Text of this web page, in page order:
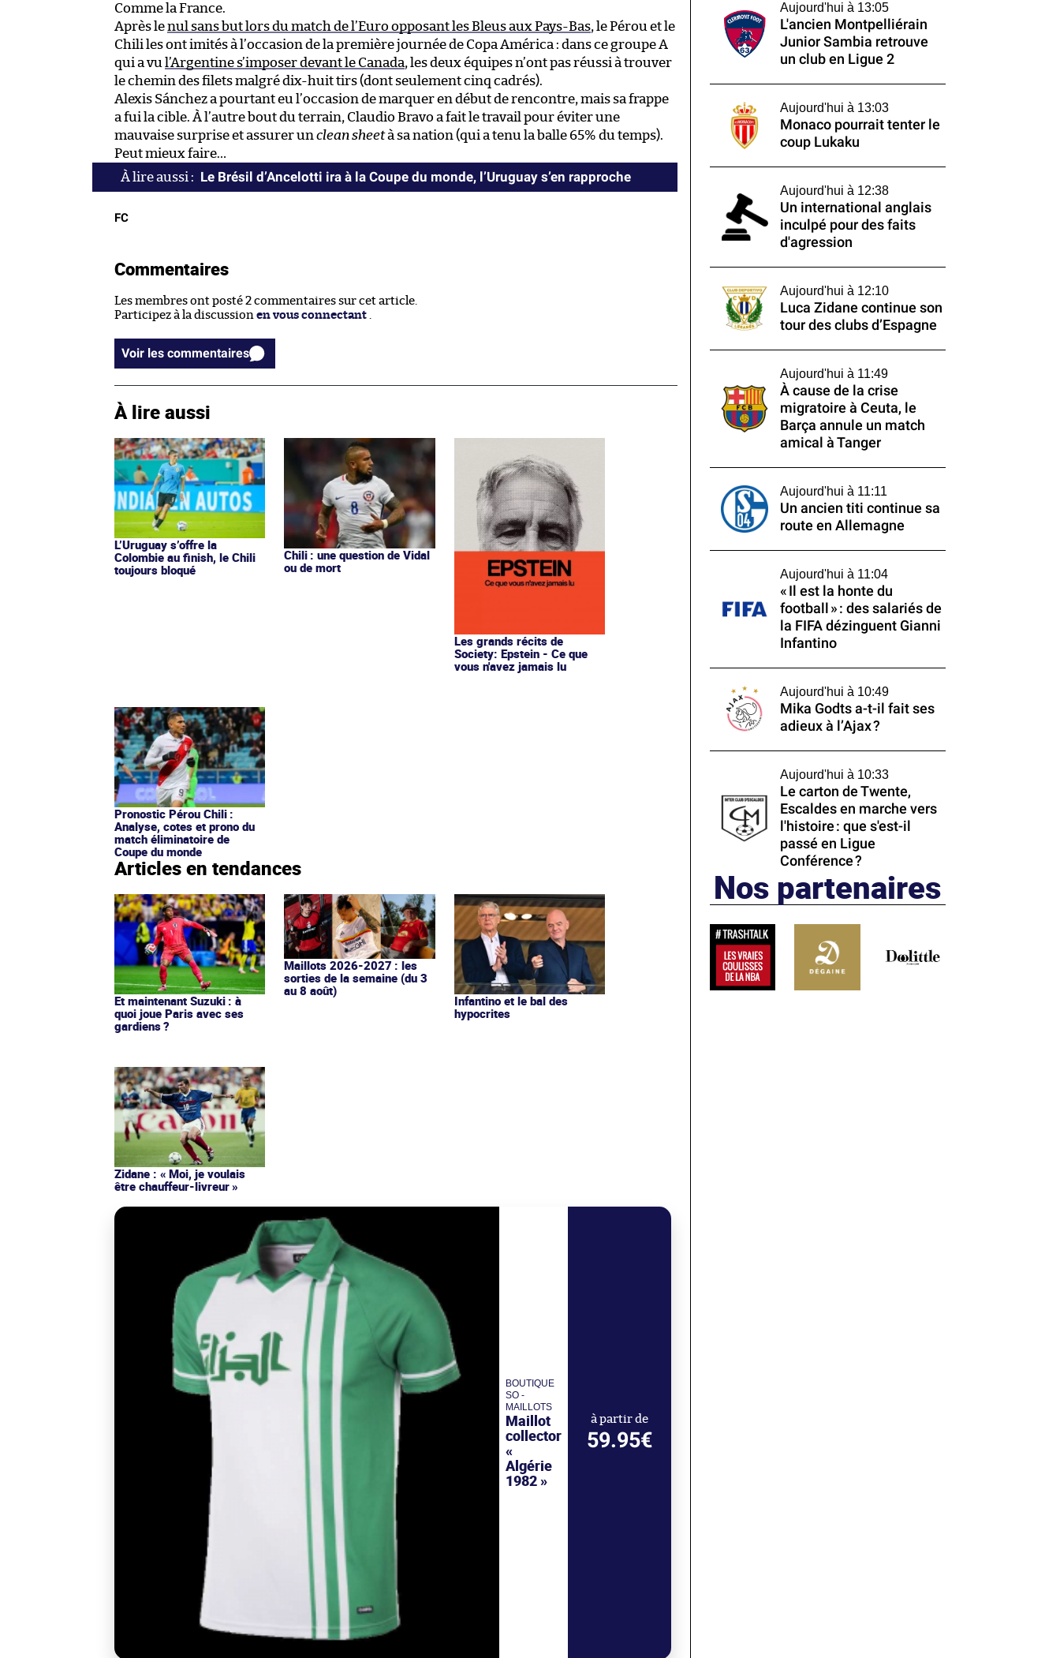
Comme la France.
Après lenul sans but lors du match de l’Euro opposant les Bleus aux Pays-Bas, le Pérou et le
Chili les ont imités à l’occasion de la première journée de Copa América : dans ce groupe A
qui a vul’Argentine s’imposer devant le Canada, les deux équipes n’ont pas réussi à trouver
le chemin des filets malgré dix-huit tirs (dont seulement cinq cadrés).
Alexis Sánchez a pourtant eu l’occasion de marquer en début de rencontre, mais sa frappe
a fui la cible. À l’autre bout du terrain, Claudio Bravo a fait le travail pour éviter une
mauvaise surprise et assurer unclean sheetà sa nation (qui a tenu la balle 65% du temps).
Peut mieux faire…
Le Brésil d’Ancelotti ira à la Coupe du monde, l’Uruguay s’en rapproche
FC
Commentaires
Les membres ont posté 2 commentaires sur cet article.
Participez à la discussion en vous connectant .
Voir les commentaires
À lire aussi
L’Uruguay s’offre la
Colombie au finish, le Chili
toujours bloqué
Chili : une question de Vidal
ou de mort
Les grands récits de
Society: Epstein - Ce que
vous n'avez jamais lu
Pronostic Pérou Chili :
Analyse, cotes et prono du
match éliminatoire de
Coupe du monde
Articles en tendances
Et maintenant Suzuki : à
quoi joue Paris avec ses
gardiens ?
Maillots 2026-2027 : les
sorties de la semaine (du 3
au 8 août)
Infantino et le bal des
hypocrites
Zidane : « Moi, je voulais
être chauffeur-livreur »
BOUTIQUE
SO -
MAILLOTS
Maillot
collector
«
Algérie
1982 »
à partir de
59.95€
Aujourd'hui à 13:05
L'ancien Montpelliérain
Junior Sambia retrouve
un club en Ligue 2
Aujourd'hui à 13:03
Monaco pourrait tenter le
coup Lukaku
Aujourd'hui à 12:38
Un international anglais
inculpé pour des faits
d'agression
Aujourd'hui à 12:10
Luca Zidane continue son
tour des clubs d’Espagne
Aujourd'hui à 11:49
À cause de la crise
migratoire à Ceuta, le
Barça annule un match
amical à Tanger
Aujourd'hui à 11:11
Un ancien titi continue sa
route en Allemagne
Aujourd'hui à 11:04
« Il est la honte du
football » : des salariés de
la FIFA dézinguent Gianni
Infantino
Aujourd'hui à 10:49
Mika Godts a-t-il fait ses
adieux à l’Ajax ?
Aujourd'hui à 10:33
Le carton de Twente,
Escaldes en marche vers
l'histoire : que s'est-il
passé en Ligue
Conférence ?
Nos partenaires